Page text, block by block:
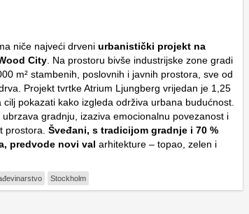
niče najveći drveni urbanistički projekt na
City . Na prostoru bivše industrijske zone gradi
m² stambenih, poslovnih i javnih prostora, sve od
Projekt tvrtke Atrium Ljungberg vrijedan je 1,25
pokazati kako izgleda održiva urbana budućnost.
gradnju, izaziva emocionalnu povezanost i
prostora. Šveđani, s tradicijom gradnje i 70 %
predvode novi val arhitekture – topao, zelen i
Stockholm